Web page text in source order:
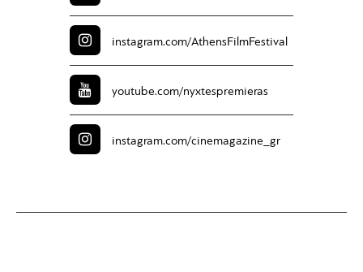
instagram.com/AthensFilmFestival
youtube.com/nyxtespremieras
instagram.com/cinemagazine_gr